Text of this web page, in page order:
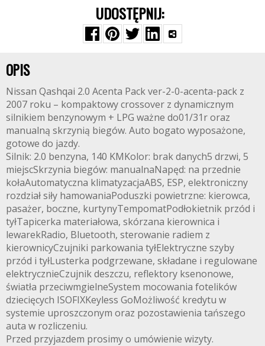
UDOSTĘPNIJ:
OPIS
Nissan Qashqai 2.0 Acenta Pack ver-2-0-acenta-pack z
2007 roku – kompaktowy crossover z dynamicznym
silnikiem benzynowym + LPG ważne do01/31r oraz
manualną skrzynią biegów. Auto bogato wyposażone,
gotowe do jazdy.
Silnik: 2.0 benzyna, 140 KMKolor: brak danych5 drzwi, 5
miejscSkrzynia biegów: manualnaNapęd: na przednie
kołaAutomatyczna klimatyzacjaABS, ESP, elektroniczny
rozdział siły hamowaniaPoduszki powietrzne: kierowca,
pasażer, boczne, kurtynyTempomatPodłokietnik przód i
tyłTapicerka materiałowa, skórzana kierownica i
lewarekRadio, Bluetooth, sterowanie radiem z
kierownicyCzujniki parkowania tyłElektryczne szyby
przód i tyłLusterka podgrzewane, składane i regulowane
elektrycznieCzujnik deszczu, reflektory ksenonowe,
światła przeciwmgielneSystem mocowania fotelików
dziecięcych ISOFIXKeyless GoMożliwość kredytu w
systemie uproszczonym oraz pozostawienia tańszego
auta w rozliczeniu.
Przed przyjazdem prosimy o umówienie wizyty.